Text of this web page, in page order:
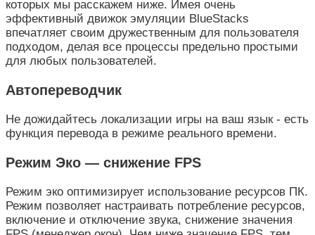
которых мы расскажем ниже. Имея очень
эффективный движок эмуляции BlueStacks
впечатляет своим дружественным для пользователя
подходом, делая все процессы предельно простыми
для любых пользователей.
Автопереводчик
Не дожидайтесь локализации игры на ваш язык - есть
функция перевода в режиме реального времени.
Режим Эко — снижение FPS
Режим эко оптимизирует использование ресурсов ПК.
Режим позволяет настраивать потребление ресурсов,
включение и отключение звука, снижение значения